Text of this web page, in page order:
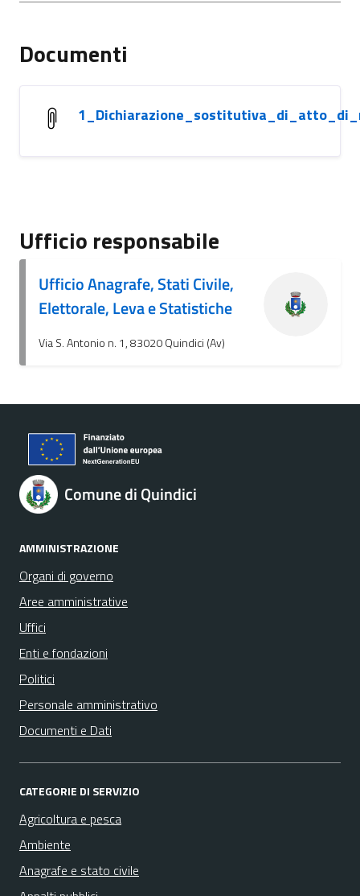
Documenti
Ufficio responsabile
Ufficio Anagrafe, Stati Civile,
Elettorale, Leva e Statistiche
Via S. Antonio n. 1, 83020 Quindici (Av)
Comune di Quindici
AMMINISTRAZIONE
Organi di governo
Aree amministrative
Uffici
Enti e fondazioni
Politici
Personale amministrativo
Documenti e Dati
CATEGORIE DI SERVIZIO
Agricoltura e pesca
Ambiente
Anagrafe e stato civile